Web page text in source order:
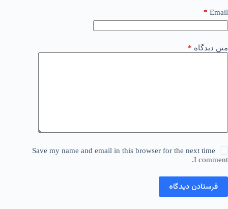
Email
*
متن دیدگاه *
Save my name and email in this browser for the next time
I comment.
فرستادن دیدگاه